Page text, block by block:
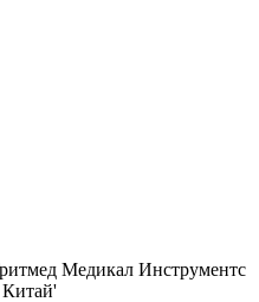
Медикал Инструментс